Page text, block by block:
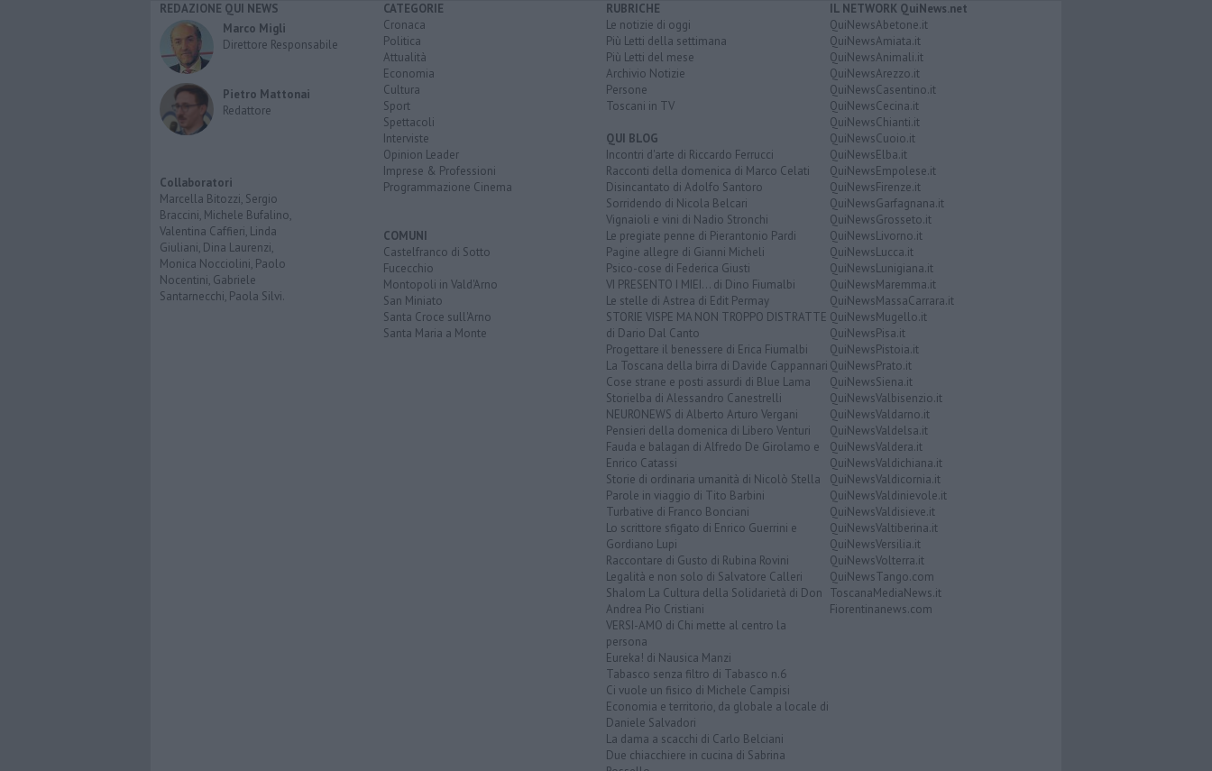
REDAZIONE QUI NEWS
Marco Migli
Direttore Responsabile
Pietro Mattonai
Redattore
Collaboratori
Marcella Bitozzi, Sergio
Braccini, Michele Bufalino,
Valentina Caffieri, Linda
Giuliani, Dina Laurenzi,
Monica Nocciolini, Paolo
Nocentini, Gabriele
Santarnecchi, Paola Silvi.
CATEGORIE
Cronaca
Politica
Attualità
Economia
Cultura
Sport
Spettacoli
Interviste
Opinion Leader
Imprese & Professioni
Programmazione Cinema
COMUNI
Castelfranco di Sotto
Fucecchio
Montopoli in Vald'Arno
San Miniato
Santa Croce sull'Arno
Santa Maria a Monte
RUBRICHE
Le notizie di oggi
Più Letti della settimana
Più Letti del mese
Archivio Notizie
Persone
Toscani in TV
QUI BLOG
Incontri d'arte di Riccardo Ferrucci
Racconti della domenica di Marco Celati
Disincantato di Adolfo Santoro
Sorridendo di Nicola Belcari
Vignaioli e vini di Nadio Stronchi
Le pregiate penne di Pierantonio Pardi
Pagine allegre di Gianni Micheli
Psico-cose di Federica Giusti
VI PRESENTO I MIEI... di Dino Fiumalbi
Le stelle di Astrea di Edit Permay
STORIE VISPE MA NON TROPPO DISTRATTE
di Dario Dal Canto
Progettare il benessere di Erica Fiumalbi
La Toscana della birra di Davide Cappannari
Cose strane e posti assurdi di Blue Lama
Storielba di Alessandro Canestrelli
NEURONEWS di Alberto Arturo Vergani
Pensieri della domenica di Libero Venturi
Fauda e balagan di Alfredo De Girolamo e
Enrico Catassi
Storie di ordinaria umanità di Nicolò Stella
Parole in viaggio di Tito Barbini
Turbative di Franco Bonciani
Lo scrittore sfigato di Enrico Guerrini e
Gordiano Lupi
Raccontare di Gusto di Rubina Rovini
Legalità e non solo di Salvatore Calleri
Shalom La Cultura della Solidarietà di Don
Andrea Pio Cristiani
VERSI-AMO di Chi mette al centro la
persona
Eureka! di Nausica Manzi
Tabasco senza filtro di Tabasco n.6
Ci vuole un fisico di Michele Campisi
Economia e territorio, da globale a locale di
Daniele Salvadori
La dama a scacchi di Carlo Belciani
Due chiacchiere in cucina di Sabrina
IL NETWORK QuiNews.net
QuiNewsAbetone.it
QuiNewsAmiata.it
QuiNewsAnimali.it
QuiNewsArezzo.it
QuiNewsCasentino.it
QuiNewsCecina.it
QuiNewsChianti.it
QuiNewsCuoio.it
QuiNewsElba.it
QuiNewsEmpolese.it
QuiNewsFirenze.it
QuiNewsGarfagnana.it
QuiNewsGrosseto.it
QuiNewsLivorno.it
QuiNewsLucca.it
QuiNewsLunigiana.it
QuiNewsMaremma.it
QuiNewsMassaCarrara.it
QuiNewsMugello.it
QuiNewsPisa.it
QuiNewsPistoia.it
QuiNewsPrato.it
QuiNewsSiena.it
QuiNewsValbisenzio.it
QuiNewsValdarno.it
QuiNewsValdelsa.it
QuiNewsValdera.it
QuiNewsValdichiana.it
QuiNewsValdicornia.it
QuiNewsValdinievole.it
QuiNewsValdisieve.it
QuiNewsValtiberina.it
QuiNewsVersilia.it
QuiNewsVolterra.it
QuiNewsTango.com
ToscanaMediaNews.it
Fiorentinanews.com